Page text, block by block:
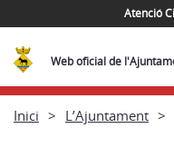
Atenció
Web oficial de
Inici L’Ajuntament